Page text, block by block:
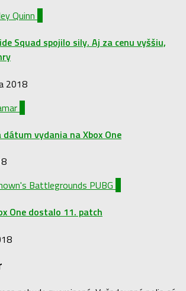
Squad spojilo sily. Aj za cenu vyššiu,
2018
vydania na Xbox One
One dostalo 11. patch